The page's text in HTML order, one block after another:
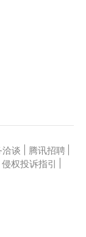
洽谈 腾讯招聘
侵权投诉指引